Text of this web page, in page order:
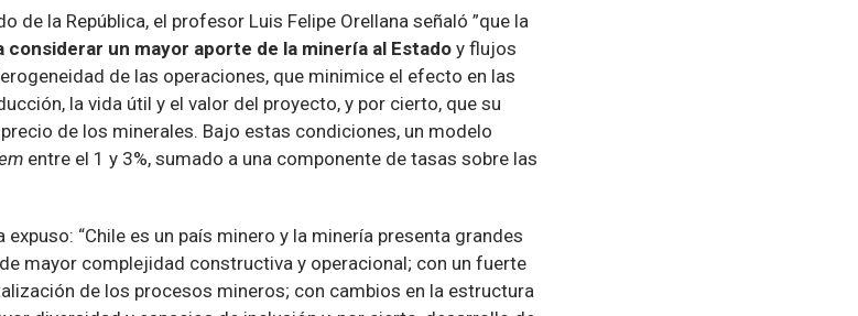
de la República, el profesor Luis Felipe Orellana señaló ”que la
un mayor aporte de la minería al Estado y flujos
de las operaciones, que minimice el efecto en las
la vida útil y el valor del proyecto, y por cierto, que su
de los minerales. Bajo estas condiciones, un modelo
entre el 1 y 3%, sumado a una componente de tasas sobre las
“Chile es un país minero y la minería presenta grandes
mayor complejidad constructiva y operacional; con un fuerte
de los procesos mineros; con cambios en la estructura